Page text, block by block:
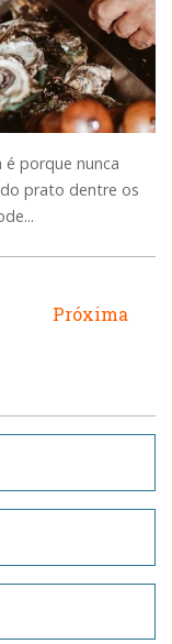
porque nunca
prato dentre os
Próxima